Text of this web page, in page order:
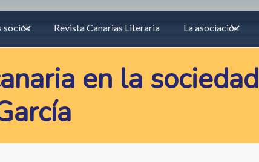
socios Revista Canarias Literaria La asociación
en la sociedad